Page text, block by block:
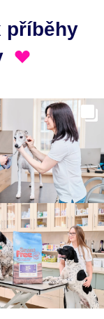
příběhy